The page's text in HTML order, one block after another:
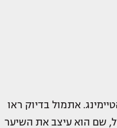
אתמול בדיוק ראו
שם הוא עיצב את השיער